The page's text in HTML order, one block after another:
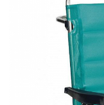
Suport aditional
Echipamente si
Accesorii Piscina
Roboti si aspiratoare
Acoperire piscina